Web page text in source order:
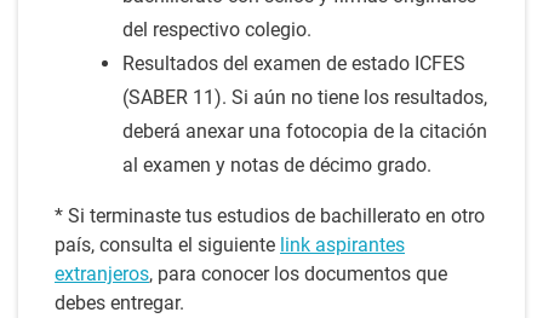
del respectivo colegio.
Resultados del examen de estado ICFES
(SABER 11). Si aún no tiene los resultados,
deberá anexar una fotocopia de la citación
al examen y notas de décimo grado.
* Si terminaste tus estudios de bachillerato en otro
país, consulta el siguiente link aspirantes
extranjeros, para conocer los documentos que
debes entregar.